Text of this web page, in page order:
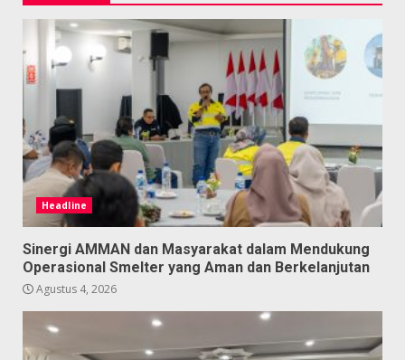
Headline
Sinergi AMMAN dan Masyarakat dalam Mendukung
Operasional Smelter yang Aman dan Berkelanjutan
Agustus 4, 2026